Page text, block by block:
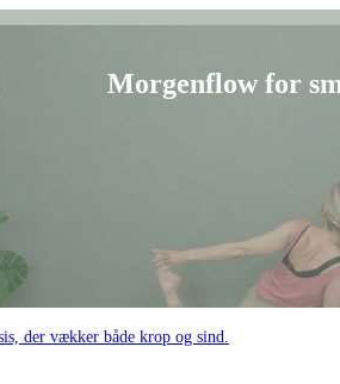
Morgenflow for
der vækker både krop og sind.